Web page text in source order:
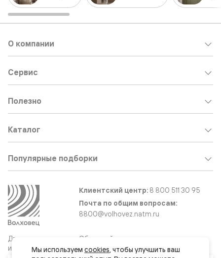
Двери
и интерьерные
О компании
Сервис
Полезно
Каталог
Популярные подборки
Клиентский центр: 8 800 511 30 95
Почта по общим вопросам:
8800@volhovez.natm.ru
Обратный звонок
Мы используем cookies, чтобы улучшить ваш